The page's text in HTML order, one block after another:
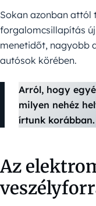
Sokan azonban
forgalomcsillapítás
menetidőt, nagyobb
autósok körében.
Arról, hogy
milyen nehéz
írtunk korábban.
Az